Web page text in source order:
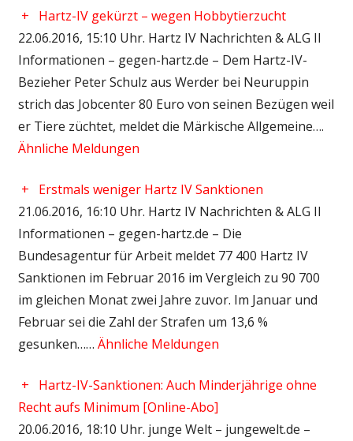
+
Hartz-IV gekürzt – wegen Hobbytierzucht
22.06.2016, 15:10 Uhr. Hartz IV Nachrichten & ALG II
Informationen – gegen-hartz.de – Dem Hartz-IV-
Bezieher Peter Schulz aus Werder bei Neuruppin
strich das Jobcenter 80 Euro von seinen Bezügen weil
er Tiere züchtet, meldet die Märkische Allgemeine….
Ähnliche Meldungen
+
Erstmals weniger Hartz IV Sanktionen
21.06.2016, 16:10 Uhr. Hartz IV Nachrichten & ALG II
Informationen – gegen-hartz.de – Die
Bundesagentur für Arbeit meldet 77 400 Hartz IV
Sanktionen im Februar 2016 im Vergleich zu 90 700
im gleichen Monat zwei Jahre zuvor. Im Januar und
Februar sei die Zahl der Strafen um 13,6 %
gesunken…… Ähnliche Meldungen
+
Hartz-IV-Sanktionen: Auch Minderjährige ohne
Recht aufs Minimum [Online-Abo]
20.06.2016, 18:10 Uhr. junge Welt – jungewelt.de –